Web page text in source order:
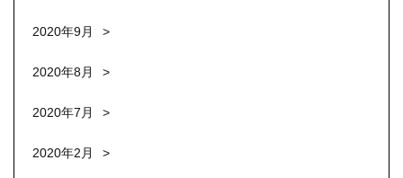
2020年9月
2020年8月
2020年7月
2020年2月